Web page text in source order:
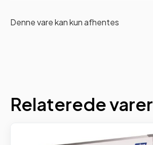
Denne vare kan kun afhentes
Relaterede varer